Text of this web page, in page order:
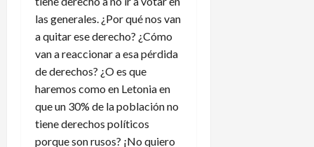
las generales. ¿Por qué nos van
a quitar ese derecho? ¿Cómo
van a reaccionar a esa pérdida
de derechos? ¿O es que
haremos como en Letonia en
que un 30% de la población no
tiene derechos políticos
porque son rusos? ¡No quiero